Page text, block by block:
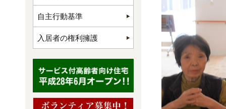
自主行動基準
入居者の権利擁護